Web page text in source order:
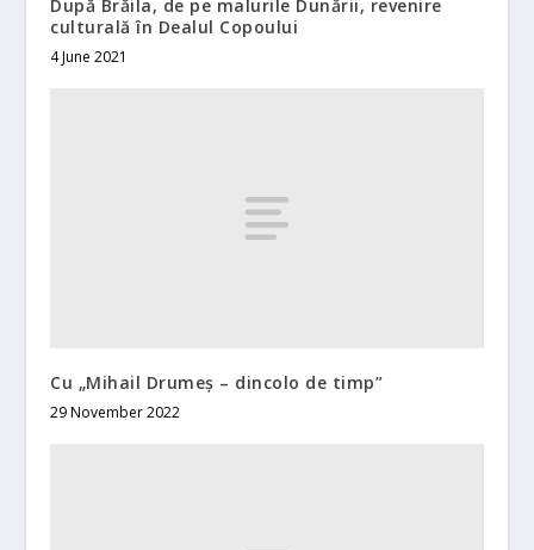
După Brăila, de pe malurile Dunării, revenire
culturală în Dealul Copoului
4 June 2021
Cu „Mihail Drumeș – dincolo de timp”
29 November 2022